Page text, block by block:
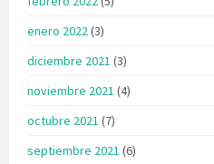
enero 2022(3)
diciembre 2021 (3)
noviembre 2021 (4)
octubre 2021 (7)
septiembre 2021 (6)